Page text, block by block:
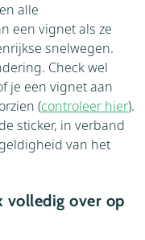
alle
een vignet als ze
snelwegen.
Check wel
je een vignet aan
(controleer hier).
sticker, in verband
van het
volledig over op